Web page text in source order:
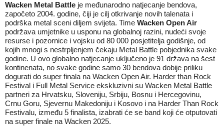
Wacken Metal Battle je međunarodno natjecanje bendova,
započeto 2004. godine, čiji je cilj otkrivanje novih talenata i
podrška metal sceni diljem svijeta. Time Wacken Open Air
podržava umjetnike u usponu na globalnoj razini, nudeći svoje
resurse i pozornice i vojsku od 80 000 posjetitelja godišnje, od
kojih mnogi s nestrpljenjem čekaju Metal Battle pobjednika svake
godine. U ovo globalno natjecanje uključeno je 91 država na šest
kontinenata, no svake godine samo 30 bendova dobije priliku
dogurati do super finala na Wacken Open Air. Harder than Rock
Festival i Full Metal Service ekskluzivni su Wacken Metal Battle
partneri za Hrvatsku, Sloveniju, Srbiju, Bosnu i Hercegovinu,
Crnu Goru, Sjevernu Makedoniju i Kosovo i na Harder Than Rock
Festivalu, između 5 finalista, izabrati će se band koji će otputovati
na super finale na Wacken 2025.